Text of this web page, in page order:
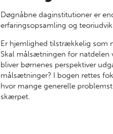
Døgnåbne daginstitutioner er
erfaringsopsamling og
Er hjemlighed tilstrækkelig som
Skal målsætningen for natdelen
bliver børnenes perspektiver
målsætninger? I bogen rettes
hvor mange generelle
skærpet.